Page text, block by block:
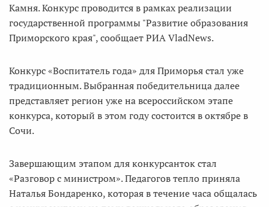
Камня. Конкурс проводится в рамках реализации
государственной программы "Развитие образования
Приморского края", сообщает РИА VladNews.
Конкурс «Воспитатель года» для Приморья стал уже
традиционным. Выбранная победительница далее
представляет регион уже на всероссийском этапе
конкурса, который в этом году состоится в октябре в
Сочи.
Завершающим этапом для конкурсанток стал
«Разговор с министром». Педагогов тепло приняла
Наталья Бондаренко, которая в течение часа общалась